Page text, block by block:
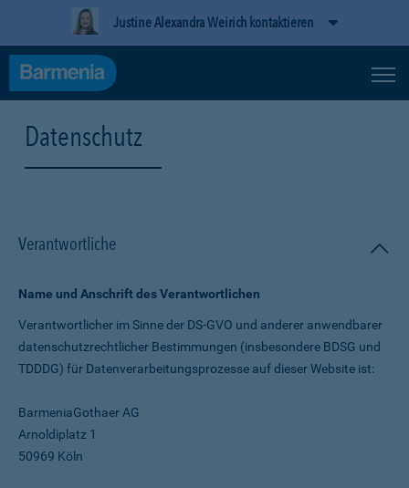
Justine Alexandra Weirich kontaktieren
Datenschutz
Verantwortliche
Name und Anschrift des Verantwortlichen
Verantwortlicher im Sinne der DS-GVO und anderer anwendbarer
datenschutz­rechtlicher Bestimmungen (insbesondere BDSG und
TDDDG) für Daten­verarbeitungs­prozesse auf dieser Website ist:
BarmeniaGothaer AG
Arnoldiplatz 1
50969 Köln